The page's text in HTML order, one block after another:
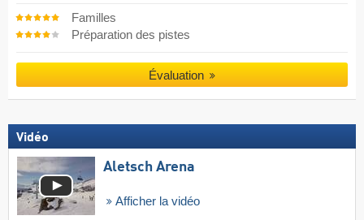
Familles
Préparation des pistes
Évaluation
Vidéo
Aletsch Arena
Afficher la vidéo